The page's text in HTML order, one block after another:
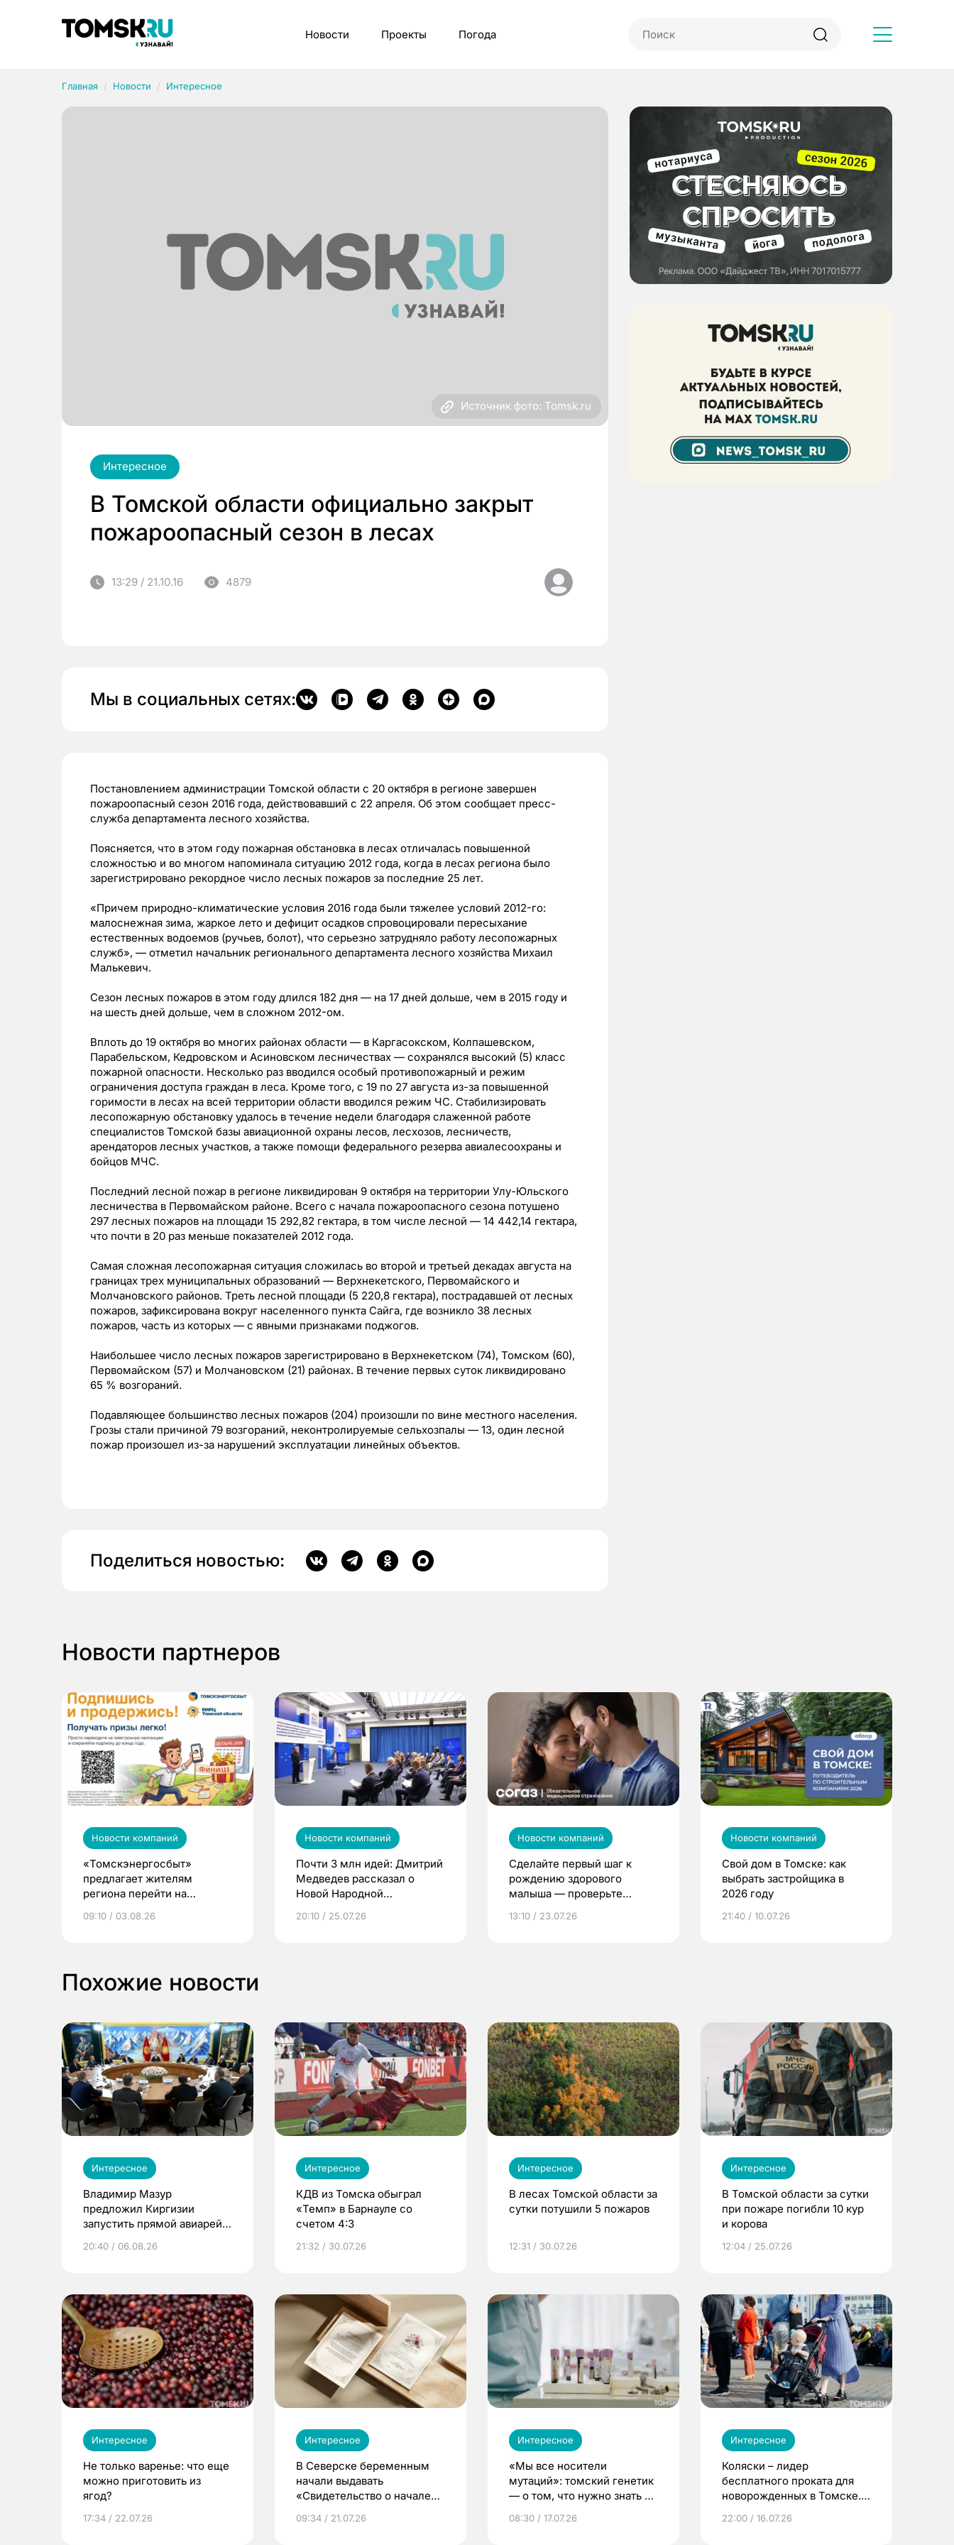
Новости Проекты Погода
Главная Новости Интересное
Источник фото: Tomsk.ru
Интересное
В Томской области официально закрыт
пожароопасный сезон в лесах
13:29 / 21.10.16 4879
Мы в социальных сетях:
Постановлением администрации Томской области с 20 октября в регионе завершен
пожароопасный сезон 2016 года, действовавший с 22 апреля. Об этом сообщает пресс-
служба департамента лесного хозяйства.
Поясняется, что в этом году пожарная обстановка в лесах отличалась повышенной
сложностью и во многом напоминала ситуацию 2012 года, когда в лесах региона было
зарегистрировано рекордное число лесных пожаров за последние 25 лет.
«Причем природно-климатические условия 2016 года были тяжелее условий 2012-го:
малоснежная зима, жаркое лето и дефицит осадков спровоцировали пересыхание
естественных водоемов (ручьев, болот), что серьезно затрудняло работу лесопожарных
служб», — отметил начальник регионального департамента лесного хозяйства Михаил
Малькевич.
Сезон лесных пожаров в этом году длился 182 дня — на 17 дней дольше, чем в 2015 году и
на шесть дней дольше, чем в сложном 2012-ом.
Вплоть до 19 октября во многих районах области — в Каргасокском, Колпашевском,
Парабельском, Кедровском и Асиновском лесничествах — сохранялся высокий (5) класс
пожарной опасности. Несколько раз вводился особый противопожарный и режим
ограничения доступа граждан в леса. Кроме того, с 19 по 27 августа из-за повышенной
горимости в лесах на всей территории области вводился режим ЧС. Стабилизировать
лесопожарную обстановку удалось в течение недели благодаря слаженной работе
специалистов Томской базы авиационной охраны лесов, лесхозов, лесничеств,
арендаторов лесных участков, а также помощи федерального резерва авиалесоохраны и
бойцов МЧС.
Последний лесной пожар в регионе ликвидирован 9 октября на территории Улу-Юльского
лесничества в Первомайском районе. Всего с начала пожароопасного сезона потушено
297 лесных пожаров на площади 15 292,82 гектара, в том числе лесной — 14 442,14 гектара,
что почти в 20 раз меньше показателей 2012 года.
Самая сложная лесопожарная ситуация сложилась во второй и третьей декадах августа на
границах трех муниципальных образований — Верхнекетского, Первомайского и
Молчановского районов. Треть лесной площади (5 220,8 гектара), пострадавшей от лесных
пожаров, зафиксирована вокруг населенного пункта Сайга, где возникло 38 лесных
пожаров, часть из которых — с явными признаками поджогов.
Наибольшее число лесных пожаров зарегистрировано в Верхнекетском (74), Томском (60),
Первомайском (57) и Молчановском (21) районах. В течение первых суток ликвидировано
65 % возгораний.
Подавляющее большинство лесных пожаров (204) произошли по вине местного населения.
Грозы стали причиной 79 возгораний, неконтролируемые сельхозпалы — 13, один лесной
пожар произошел из-за нарушений эксплуатации линейных объектов.
Поделиться новостью:
Новости партнеров
Новости компаний
«Томскэнергосбыт»
предлагает жителям
региона перейти на
выиграть призы
09:10 / 03.08.26
Новости компаний
Почти 3 млн идей: Дмитрий
Медведев рассказал о
Новой Народной
20:10 / 25.07.26
Новости компаний
Сделайте первый шаг к
рождению здорового
малыша — проверьте
по ОМС!
13:10 / 23.07.26
Новости компаний
Свой дом в Томске: как
выбрать застройщика в
2026 году
21:40 / 10.07.26
Похожие новости
Интересное
Владимир Мазур
предложил Киргизии
запустить прямой авиарейс
20:40 / 06.08.26
Интересное
КДВ из Томска обыграл
«Темп» в Барнауле со
счетом 4:3
21:32 / 30.07.26
Интересное
В лесах Томской области за
сутки потушили 5 пожаров
12:31 / 30.07.26
Интересное
В Томской области за сутки
при пожаре погибли 10 кур
и корова
12:04 / 25.07.26
Интересное
Не только варенье: что еще
можно приготовить из
ягод?
17:34 / 22.07.26
Интересное
В Северске беременным
начали выдавать
«Свидетельство о начале
09:34 / 21.07.26
Интересное
«Мы все носители
мутаций»: томский генетик
— о том, что нужно знать до
08:30 / 17.07.26
Интересное
Коляски – лидер
бесплатного проката для
новорожденных в Томске.
22:00 / 16.07.26
Рубрики